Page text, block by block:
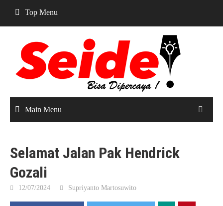
content
Top Menu
Main Menu
Selamat Jalan Pak Hendrick
Gozali
12/07/2024 Supriyanto Martosuwito